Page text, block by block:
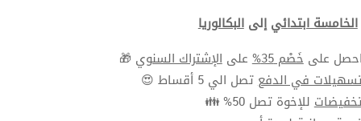
الخامسة ابتدائيإلىالبكالوريا
علىخَصْم 35% علىالإشتراك السنوي 🎁
في الدفعتصل الي 5 أقساط 😍
للإخوة تصل 50% 👪